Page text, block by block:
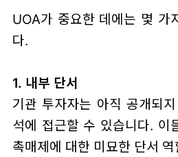
UOA가 중요한 데에는 몇 가
다.
1. 내부 단서
기관 투자자는 아직 공개되
석에 접근할 수 있습니다. 이
촉매제에 대한 미묘한 단서